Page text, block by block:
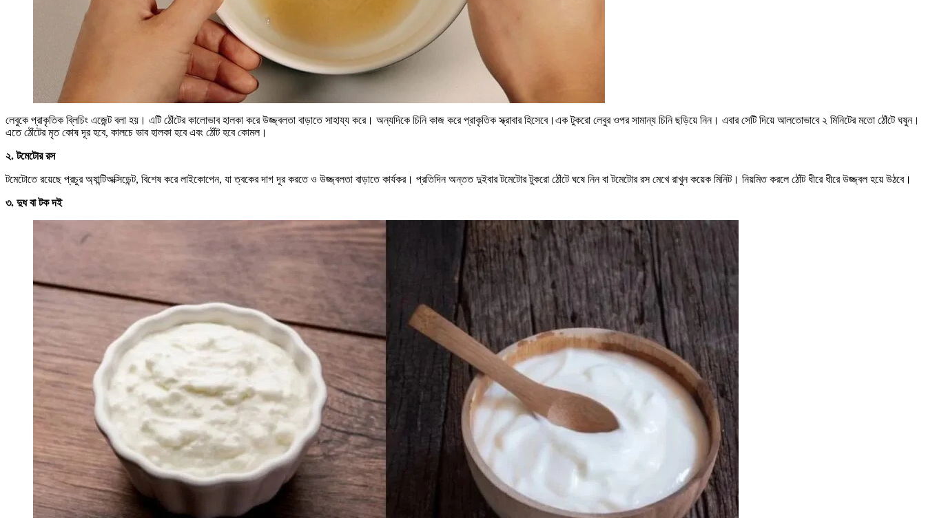
লেবুকে প্রাকৃতিক ব্লিচিং এজেন্ট বলা হয়। এটি ঠোঁটের কালোভাব হালকা করে উজ্জ্বলতা বাড়াতে সাহায্য করে। অন্যদিকে চিনি কাজ করে প্রাকৃতিক স্ক্রাবার হিসেবে।এক টুকরো লেবুর ওপর সামান্য চিনি ছড়িয়ে নিন। এবার সেটি দিয়ে আলতোভাবে ২ মিনিটের মতো ঠোঁটে ঘষুন।
এতে ঠোঁটের মৃত কোষ দূর হবে, কালচে ভাব হালকা হবে এবং ঠোঁট হবে কোমল।
২. টমেটোর রস
টমেটোতে রয়েছে প্রচুর অ্যান্টিঅক্সিডেন্ট, বিশেষ করে লাইকোপেন, যা ত্বকের দাগ দূর করতে ও উজ্জ্বলতা বাড়াতে কার্যকর। প্রতিদিন অন্তত দুইবার টমেটোর টুকরো ঠোঁটে ঘষে নিন বা টমেটোর রস মেখে রাখুন কয়েক মিনিট। নিয়মিত করলে ঠোঁট ধীরে ধীরে উজ্জ্বল হয়ে উঠবে।
৩. দুধ বা টক দই